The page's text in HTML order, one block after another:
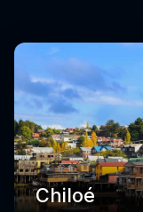
Chiloé